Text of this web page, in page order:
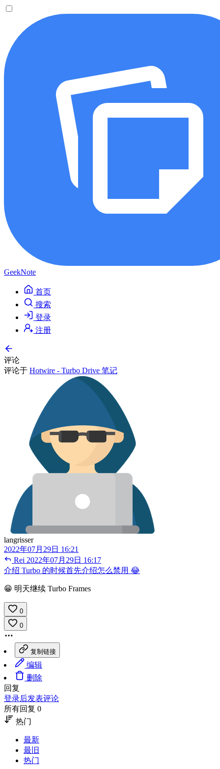
GeekNote
首页
搜索
登录
注册
评论
评论于 Hotwire - Turbo Drive 笔记
langrisser
2022年07月29日 16:21
Rei 2022年07月29日 16:17
介绍 Turbo 的时候首先介绍怎么禁用 😂
😁 明天继续 Turbo Frames
0
0
复制链接
编辑
删除
回复
登录后发表评论
所有回复 0
热门
最新
最旧
热门